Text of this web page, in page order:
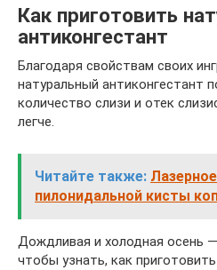
Как приготовить
антиконгестант
Благодаря свойствам своих
натуральный антиконгестант
количество слизи и отек
легче.
Читайте также:
пилонидальной кисты
Дождливая и холодная осень
чтобы узнать, как